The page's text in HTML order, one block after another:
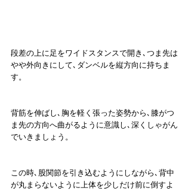
段差の上に足をワイドスタンスで開き､つま先は
やや外向きにして､ダンベルを縦方向に持ちま
す。
背筋を伸ばし､胸を軽く張った姿勢から､膝がつ
ま先の方向へ曲がるように意識し､深くしゃがん
でいきましょう。
この時､股関節を引き込むようにしながら､背中
が丸まらないように上体を少しだけ前に倒すよ